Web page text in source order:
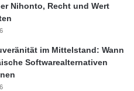
Nihonto, Recht und Wert
im Mittelstand: Wann
Softwarealternativen